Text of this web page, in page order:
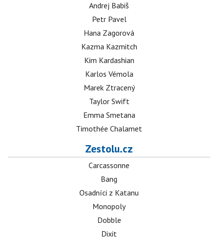
Andrej Babiš
Petr Pavel
Hana Zagorová
Kazma Kazmitch
Kim Kardashian
Karlos Vémola
Marek Ztracený
Taylor Swift
Emma Smetana
Timothée Chalamet
Zestolu.cz
Carcassonne
Bang
Osadníci z Katanu
Monopoly
Dobble
Dixit